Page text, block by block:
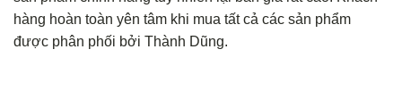
hàng hoàn toàn yên tâm khi mua tất cả các sản phẩm
được phân phối bởi Thành Dũng.